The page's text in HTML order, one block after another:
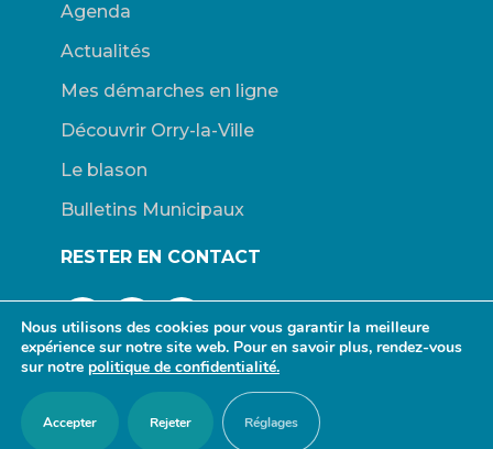
Agenda
Actualités
Mes démarches en ligne
Découvrir Orry-la-Ville
Le blason
Bulletins Municipaux
RESTER EN CONTACT
Connexion Mentions légales
propulsé par Wordpress. | Design :
Nous utilisons des cookies pour vous garantir la meilleure
expérience sur notre site web. Pour en savoir plus, rendez-vous
sur notre politique de confidentialité.
Accepter Rejeter Réglages